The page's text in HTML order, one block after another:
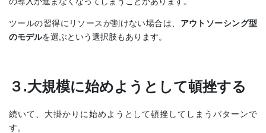
ツールの習得にリソースが割けない場合は、 アウトソーシング型
のモデルを選ぶという選択肢もあります。
３.大規模に始めようとして頓挫する
続いて、大掛かりに始めようとして頓挫してしまうパターンで
す。